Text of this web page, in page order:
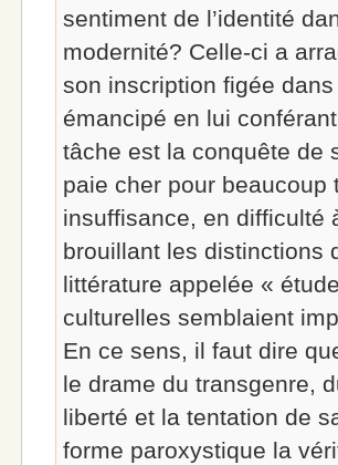
sentiment de l’identité
modernité? Celle-ci a
son inscription figée
émancipé en lui
tâche est la conquête de
paie cher pour
insuffisance, en difficulté
brouillant les distinctions
littérature appelée «
culturelles semblaient
En ce sens, il faut dire
le drame du transgenre,
liberté et la tentation de
forme paroxystique la